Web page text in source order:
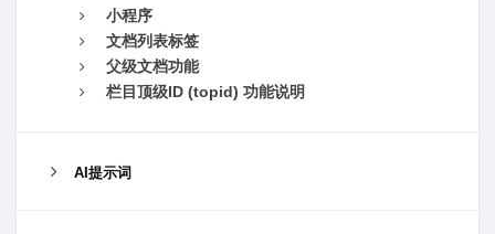
小程序
文档列表标签
父级文档功能
栏目顶级ID (topid) 功能说明
AI提示词